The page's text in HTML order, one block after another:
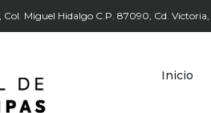
Col. Miguel Hidalgo C.P. 87090, Cd.
Inicio